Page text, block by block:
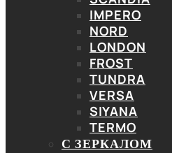
IMPERO
NORD
LONDON
FROST
TUNDRA
VERSA
SIYANA
TERMO
С ЗЕРКАЛОМ